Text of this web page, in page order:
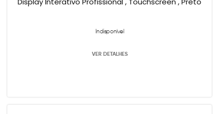
Indisponível
VER DETALHES